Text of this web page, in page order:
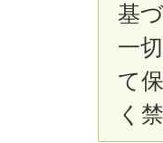
基
一
て
く